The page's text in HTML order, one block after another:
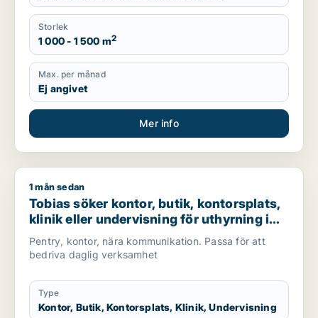
Storlek
1 000 - 1 500 m2
Max. per månad
Ej angivet
Mer info
Tobias söker kontor, butik, kontorsplats, klinik eller
1 mån sedan
Tobias söker kontor, butik, kontorsplats,
klinik eller undervisning för uthyrning i
Täby
Pentry, kontor, nära kommunikation. Passa för att
bedriva daglig verksamhet
Type
Kontor, Butik, Kontorsplats, Klinik, Undervisning